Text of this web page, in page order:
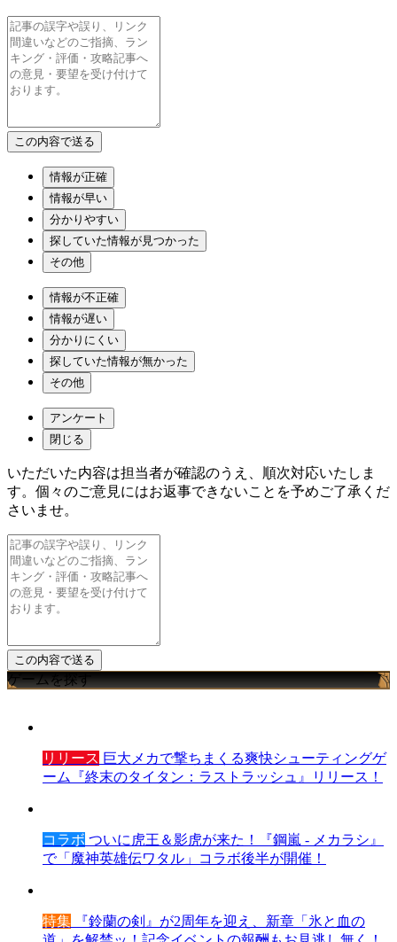
情報が正確
情報が早い
分かりやすい
探していた情報が見つかった
その他
情報が不正確
情報が遅い
分かりにくい
探していた情報が無かった
その他
アンケート
閉じる
いただいた内容は担当者が確認のうえ、順次対応いたしま
す。個々のご意見にはお返事できないことを予めご了承くだ
さいませ。
ゲームを探す
リリース 巨大メカで撃ちまくる爽快シューティングゲ
ーム『終末のタイタン：ラストラッシュ』リリース！
コラボ ついに虎王＆影虎が来た！『鋼嵐 - メカラシ』
で「魔神英雄伝ワタル」コラボ後半が開催！
特集 『鈴蘭の剣』が2周年を迎え、新章「氷と血の